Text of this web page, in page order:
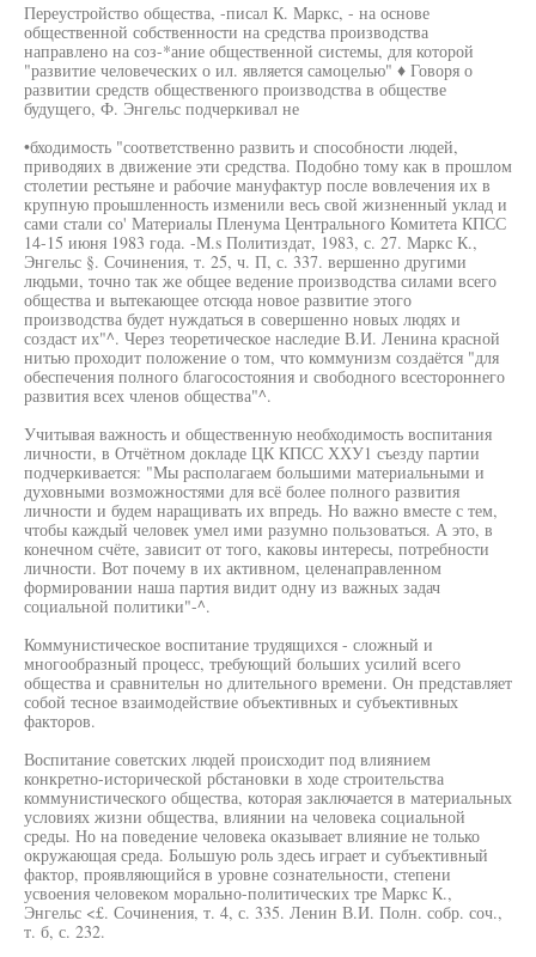
Переустройство общества, -писал К. Маркс, - на основе
общественной собственности на средства производства
направлено на соз-*ание общественной системы, для которой
"развитие человеческих о ил. является самоцелью" ♦ Говоря о
развитии средств общественюго производства в обществе
будущего, Ф. Энгельс подчеркивал не
•бходимость "соответственно развить и способности людей,
приводяих в движение эти средства. Подобно тому как в прошлом
столетии рестьяне и рабочие мануфактур после вовлечения их в
крупную проышленность изменили весь свой жизненный уклад и
сами стали со' Материалы Пленума Центрального Комитета КПСС
14-15 июня 1983 года. -M.s Политиздат, 1983, с. 27. Маркс К.,
Энгельс §. Сочинения, т. 25, ч. П, с. 337. вершенно другими
людьми, точно так же общее ведение производства силами всего
общества и вытекающее отсюда новое развитие этого
производства будет нуждаться в совершенно новых людях и
создаст их"^. Через теоретическое наследие В.И. Ленина красной
нитью проходит положение о том, что коммунизм создаётся "для
обеспечения полного благосостояния и свободного всестороннего
развития всех членов общества"^.
Учитывая важность и общественную необходимость воспитания
личности, в Отчётном докладе ЦК КПСС ХХУ1 съезду партии
подчеркивается: "Мы располагаем большими материальными и
духовными возможностями для всё более полного развития
личности и будем наращивать их впредь. Но важно вместе с тем,
чтобы каждый человек умел ими разумно пользоваться. А это, в
конечном счёте, зависит от того, каковы интересы, потребности
личности. Вот почему в их активном, целенаправленном
формировании наша партия видит одну из важных задач
социальной политики"-^.
Коммунистическое воспитание трудящихся - сложный и
многообразный процесс, требующий больших усилий всего
общества и сравнительн но длительного времени. Он представляет
собой тесное взаимодействие объективных и субъективных
факторов.
Воспитание советских людей происходит под влиянием
конкретно-исторической рбстановки в ходе строительства
коммунистического общества, которая заключается в материальных
условиях жизни общества, влиянии на человека социальной
среды. Но на поведение человека оказывает влияние не только
окружающая среда. Большую роль здесь играет и субъективный
фактор, проявляющийся в уровне сознательности, степени
усвоения человеком морально-политических тре Маркс К.,
Энгельс <£. Сочинения, т. 4, с. 335. Ленин В.И. Полн. собр. соч.,
т. б, с. 232.